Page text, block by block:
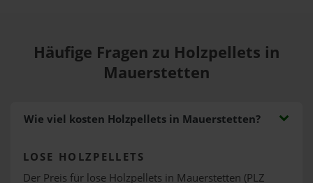
Häufige Fragen zu Holzpellets in
Mauerstetten
Wie viel kosten Holzpellets in Mauerstetten?
LOSE HOLZPELLETS
Der Preis für lose Holzpellets in Mauerstetten (PLZ